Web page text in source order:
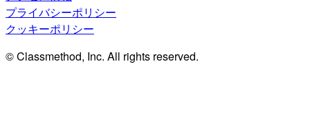
プライバシーポリシー
クッキーポリシー
© Classmethod, Inc. All rights reserved.